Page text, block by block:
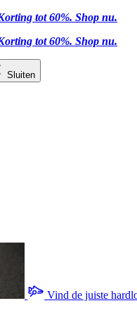
tot 60%. Shop nu.
tot 60%. Shop nu.
Sluiten
Vind de juiste